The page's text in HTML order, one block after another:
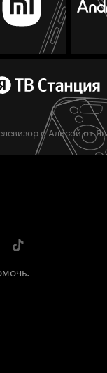
с Алисой от